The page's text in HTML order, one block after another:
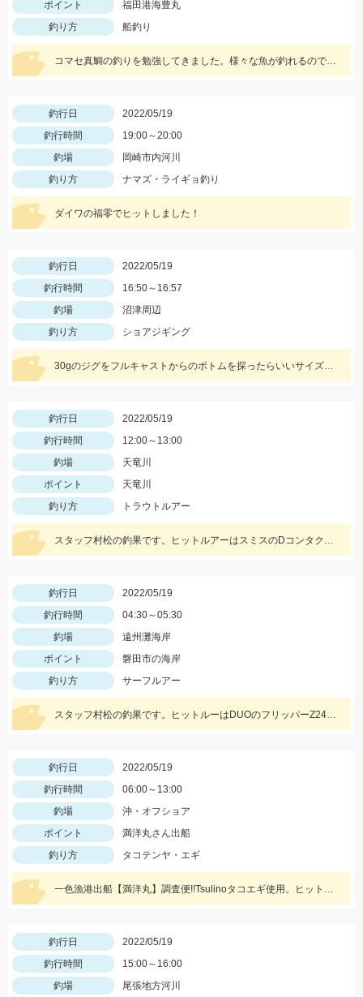
ポイント
福田港海豊丸
釣り方
船釣り
コマセ真鯛の釣りを勉強してきました。様々な魚が釣れるので水面に上がってくるまでドキドキです!!
釣行日
2022/05/19
釣行時間
19:00～20:00
釣場
岡崎市内河川
釣り方
ナマズ・ライギョ釣り
ダイワの福零でヒットしました！
釣行日
2022/05/19
釣行時間
16:50～16:57
釣場
沼津周辺
釣り方
ショアジギング
30gのジグをフルキャストからのボトムを探ったらいいサイズのホウボウが釣れました。
釣行日
2022/05/19
釣行時間
12:00～13:00
釣場
天竜川
ポイント
天竜川
釣り方
トラウトルアー
スタッフ村松の釣果です。ヒットルアーはスミスのDコンタクト63の鮎カラー。
釣行日
2022/05/19
釣行時間
04:30～05:30
釣場
遠州灘海岸
ポイント
磐田市の海岸
釣り方
サーフルアー
スタッフ村松の釣果です。ヒットルーはDUOのフリッパーZ24gヒラメキャンディ！
釣行日
2022/05/19
釣行時間
06:00～13:00
釣場
沖・オフショア
ポイント
満洋丸さん出船
釣り方
タコテンヤ・エギ
一色漁港出船【満洋丸】調査便!!Tsulinoタコエギ使用。ヒットカラーはホワイト・レッド
釣行日
2022/05/19
釣行時間
15:00～16:00
釣場
尾張地方河川